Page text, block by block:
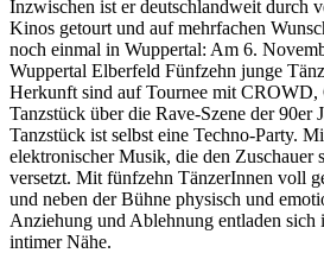
Inzwischen ist er deutschlandweit durch
Kinos getourt und auf mehrfachen
noch einmal in Wuppertal: Am 6.
Wuppertal Elberfeld Fünfzehn junge
Herkunft sind auf Tournee mit CROWD,
Tanzstück über die Rave-Szene der 90er
Tanzstück ist selbst eine Techno-Party.
elektronischer Musik, die den Zuschauer
versetzt. Mit fünfzehn TänzerInnen voll
und neben der Bühne physisch und
Anziehung und Ablehnung entladen sich
intimer Nähe.